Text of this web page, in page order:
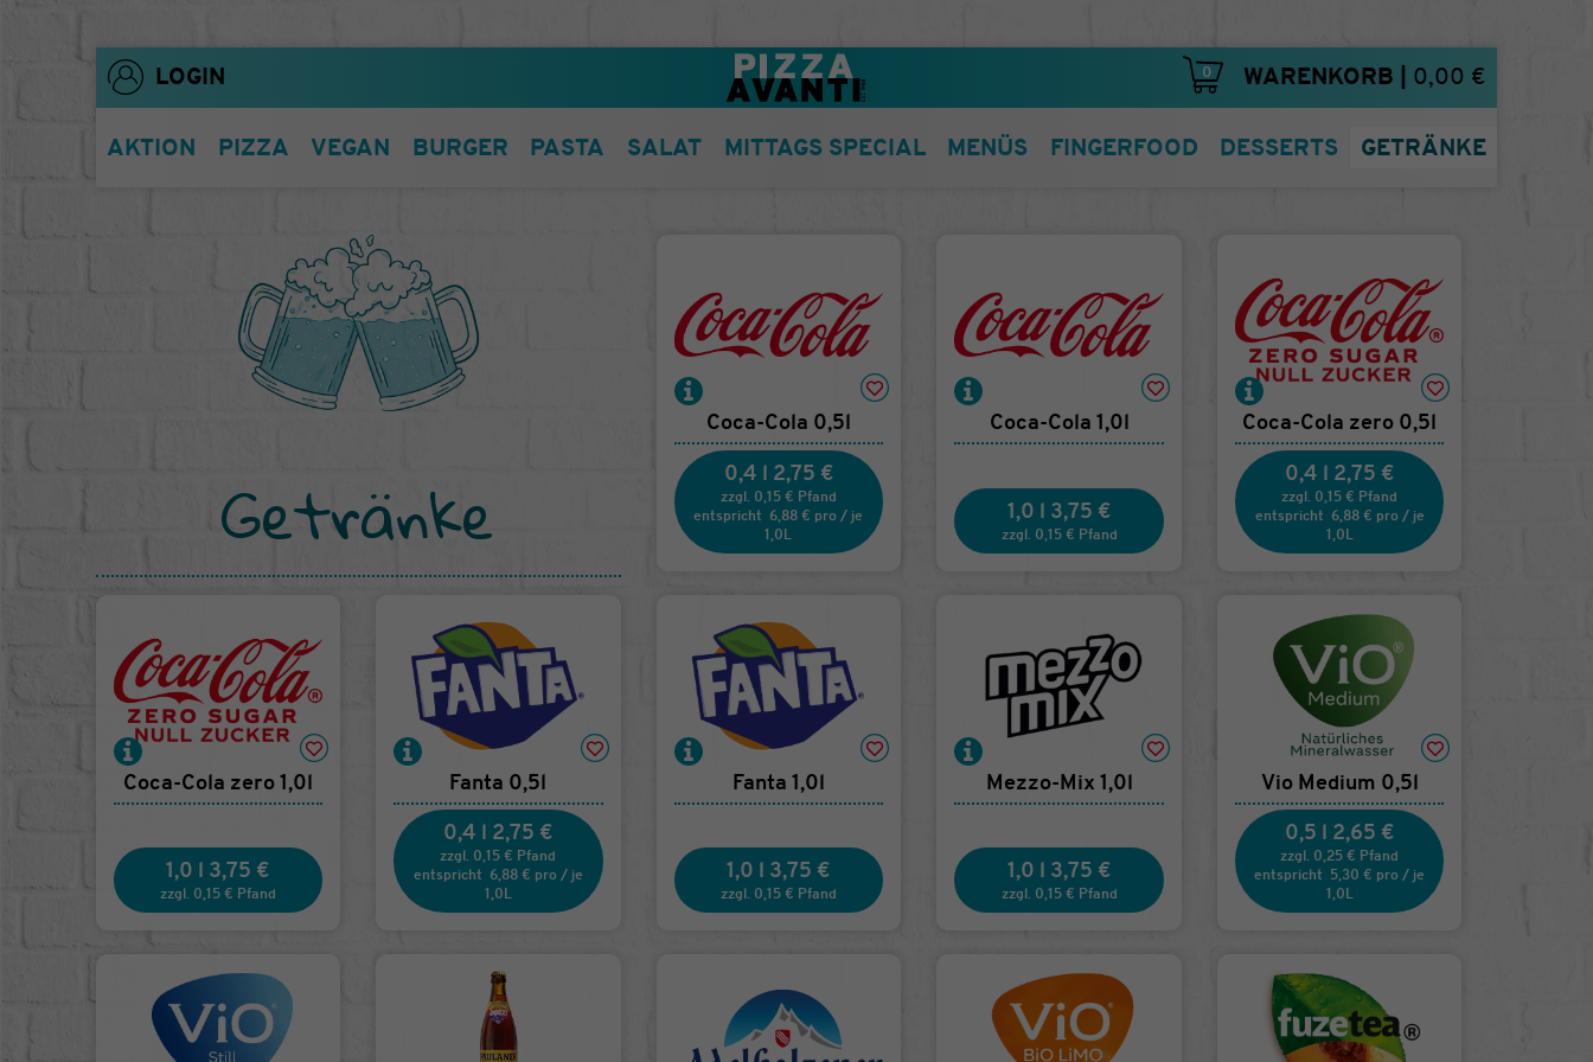
LOGIN 0 WARENKORB 0,00 €
AKTION PIZZA VEGAN BURGER PASTA SALAT MITTAGS SPECIAL MENÜS FINGERFOOD DESSERTS GETRÄNKE
Getränke
Coca-Cola 0,5l
0,4 l 2,75 €
zzgl. 0,15 € Pfand
entspricht 6,88 € pro / je
1,0L
Coca-Cola 1,0l
1,0 l 3,75 €
zzgl. 0,15 € Pfand
Coca-Cola zero 0,5l
0,4 l 2,75 €
zzgl. 0,15 € Pfand
entspricht 6,88 € pro / je
1,0L
Coca-Cola zero 1,0l
1,0 l 3,75 €
zzgl. 0,15 € Pfand
Fanta 0,5l
0,4 l 2,75 €
zzgl. 0,15 € Pfand
entspricht 6,88 € pro / je
1,0L
Fanta 1,0l
1,0 l 3,75 €
zzgl. 0,15 € Pfand
Mezzo-Mix 1,0l
1,0 l 3,75 €
zzgl. 0,15 € Pfand
Vio Medium 0,5l
0,5 l 2,65 €
zzgl. 0,25 € Pfand
entspricht 5,30 € pro / je
1,0L